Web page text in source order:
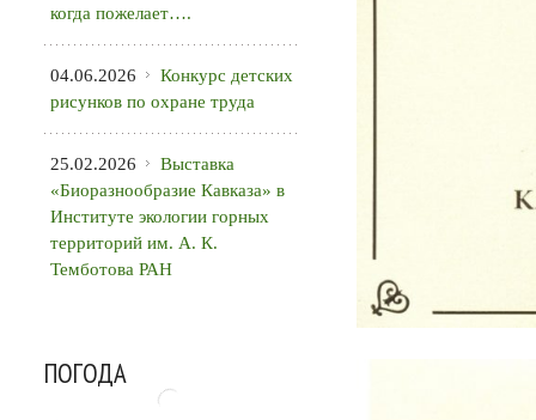
когда пожелает….
04.06.2026
Конкурс детских
рисунков по охране труда
25.02.2026
Выставка
«Биоразнообразие Кавказа» в
Институте экологии горных
территорий им. А. К.
Темботова РАН
ПОГОДА